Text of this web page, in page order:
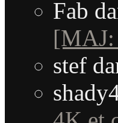
Fab
[MAJ:
stef